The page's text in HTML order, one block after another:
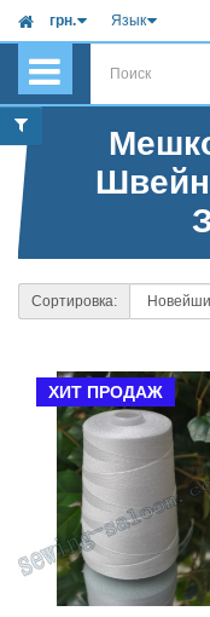
грн. Язык
Сортировка:
ХИТ ПРОДАЖ